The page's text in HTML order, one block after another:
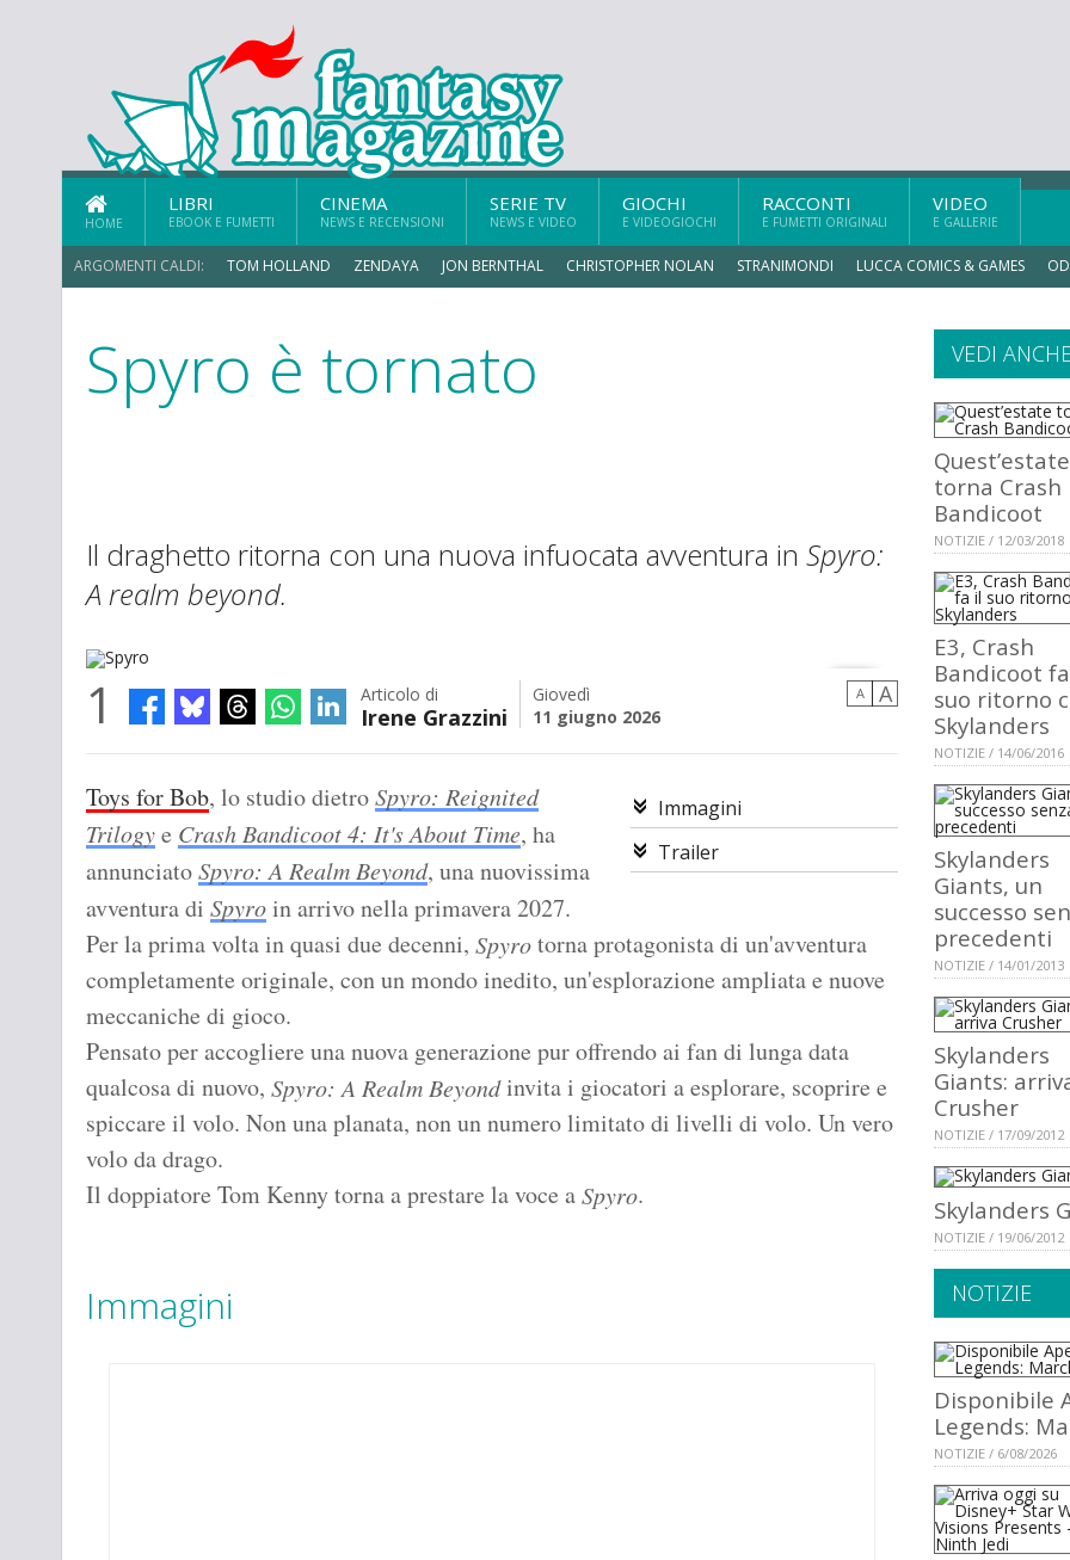
HOME
LIBRI
EBOOK E FUMETTI
CINEMA
NEWS E RECENSIONI
SERIE TV
NEWS E VIDEO
GIOCHI
E VIDEOGIOCHI
RACCONTI
E FUMETTI ORIGINALI
VIDEO
E GALLERIE
ARGOMENTI CALDI: TOM HOLLAND ZENDAYA JON BERNTHAL CHRISTOPHER NOLAN STRANIMONDI LUCCA COMICS & GAMES
Spyro è tornato
Il draghetto ritorna con una nuova infuocata avventura in Spyro:
A realm beyond.
1 Articolo di
Irene Grazzini
Giovedì
11 giugno 2026
A A
Immagini
Trailer
Toys for Bob, lo studio dietroSpyro: Reignited
Trilogye Crash Bandicoot 4: It's About Time, ha
annunciatoSpyro: A Realm Beyond, una nuovissima
avventura di Spyroin arrivo nella primavera 2027.
Per la prima volta in quasi due decenni, Spyrotorna protagonista di un'avventura
completamente originale, con un mondo inedito, un'esplorazione ampliata e nuove
meccaniche di gioco.
Pensato per accogliere una nuova generazione pur offrendo ai fan di lunga data
qualcosa di nuovo, Spyro: A Realm Beyondinvita i giocatori a esplorare, scoprire e
spiccare il volo. Non una planata, non un numero limitato di livelli di volo. Un vero
volo da drago.
Il doppiatore Tom Kenny torna a prestare la voce aSpyro.
Immagini
VEDI ANCHE
Quest’estate
torna Crash
Bandicoot
NOTIZIE / 12/03/2018
E3, Crash
Bandicoot
suo ritorno
Skylanders
NOTIZIE / 14/06/2016
Skylanders
Giants, un
successo
precedenti
NOTIZIE / 14/01/2013
Skylanders
Giants:
Crusher
NOTIZIE / 17/09/2012
Skylanders
NOTIZIE / 19/06/2012
NOTIZIE
Disponibile
Legends:
NOTIZIE / 6/08/2026